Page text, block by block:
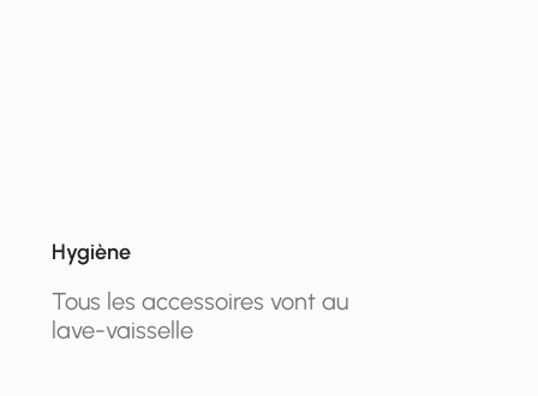
Hygiène
Tous les accessoires vont au
lave-vaisselle